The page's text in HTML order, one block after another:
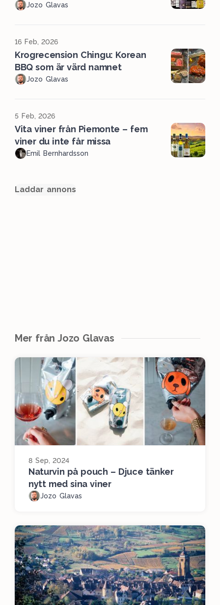
Jozo Glavas
16 Feb, 2026
Krogrecension Chingu: Korean
BBQ som är värd namnet
Jozo Glavas
5 Feb, 2026
Vita viner från Piemonte – fem
viner du inte får missa
Emil Bernhardsson
Laddar annons
Mer från Jozo Glavas
8 Sep, 2024
Naturvin på pouch – Djuce tänker
nytt med sina viner
Jozo Glavas